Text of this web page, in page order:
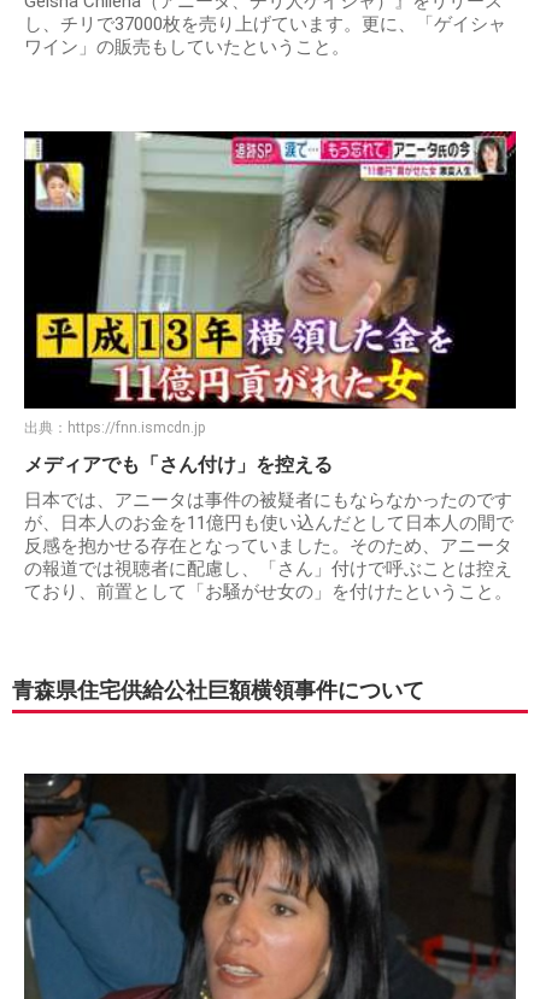
し、チリで37000枚を売り上げています。更に、「ゲイシャ
ワイン」の販売もしていたということ。
出典： https://fnn.ismcdn.jp
メディアでも「さん付け」を控える
日本では、アニータは事件の被疑者にもならなかったのです
が、日本人のお金を11億円も使い込んだとして日本人の間で
反感を抱かせる存在となっていました。そのため、アニータ
の報道では視聴者に配慮し、「さん」付けで呼ぶことは控え
ており、前置として「お騒がせ女の」を付けたということ。
青森県住宅供給公社巨額横領事件について